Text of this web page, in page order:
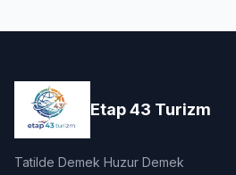
Etap 43 Turizm
Tatilde Demek Huzur Demek